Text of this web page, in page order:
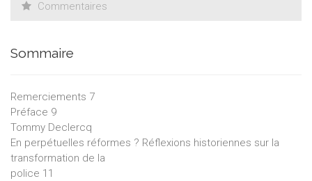
Commentaires
Sommaire
Remerciements 7
Préface 9
Tommy Declercq
En perpétuelles réformes ? Réflexions historiennes sur la
transformation de la
police 11